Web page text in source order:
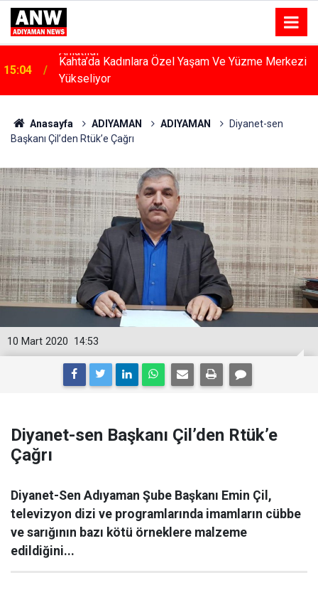
15:04
Kahta’da Kadınlara Özel Yaşam Ve Yüzme Merkezi
Yükseliyor
Anasayfa ADIYAMAN ADIYAMAN
Diyanet-sen
Başkanı Çil’den Rtük’e Çağrı
14:53
10 Mart 2020
Diyanet-sen Başkanı Çil’den Rtük’e
Çağrı
Diyanet-Sen Adıyaman Şube Başkanı Emin Çil,
televizyon dizi ve programlarında imamların cübbe
ve sarığının bazı kötü örneklere malzeme
edildiğini...